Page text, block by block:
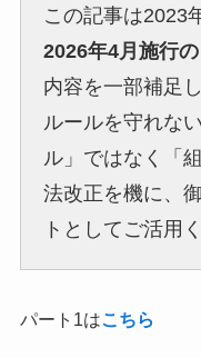
この記事は2023
2026年4月施行の
内容を一部補足
ルールを守れな
ル」ではなく「
法改正を機に、
トとしてご活用
パート1はこちら